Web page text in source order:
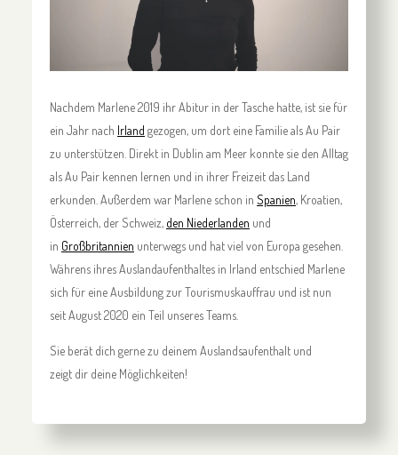
Nachdem Marlene 2019 ihr Abitur in der Tasche hatte, ist sie für
ein Jahr nach Irland gezogen, um dort eine Familie als Au Pair
zu unterstützen. Direkt in Dublin am Meer konnte sie den Alltag
als Au Pair kennen lernen und in ihrer Freizeit das Land
erkunden. Außerdem war Marlene schon in Spanien, Kroatien,
Österreich, der Schweiz, den Niederlanden und
in Großbritannien unterwegs und hat viel von Europa gesehen.
Währens ihres Auslandaufenthaltes in Irland entschied Marlene
sich für eine Ausbildung zur Tourismuskauffrau und ist nun
seit August 2020 ein Teil unseres Teams.
Sie berät dich gerne zu deinem Auslandsaufenthalt und
zeigt dir deine Möglichkeiten!